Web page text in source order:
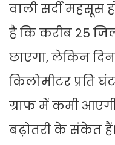
वाली सर्दी महसूस
है कि करीब 25
छाएगा, लेकिन
किलोमीटर प्रति
ग्राफ में कमी
बढ़ोतरी के संकेत